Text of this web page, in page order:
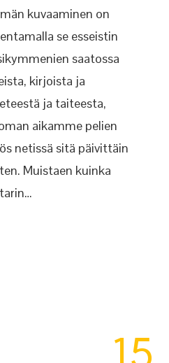
kuvaaminen on
se esseistin
saatossa
kirjoista ja
ja taiteesta,
aikamme pelien
netissä sitä päivittäin
Muistaen kuinka